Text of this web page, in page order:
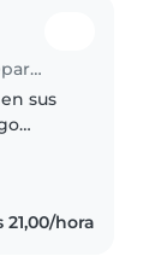
Niñera en La Guardia (Departamento de Santa Cruz)
sus
Me
y
21,00/hora